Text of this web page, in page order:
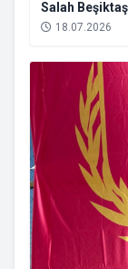
Salah
18.07.2026